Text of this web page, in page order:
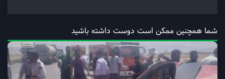
شما همچنین ممکن است دوست داشته باشید